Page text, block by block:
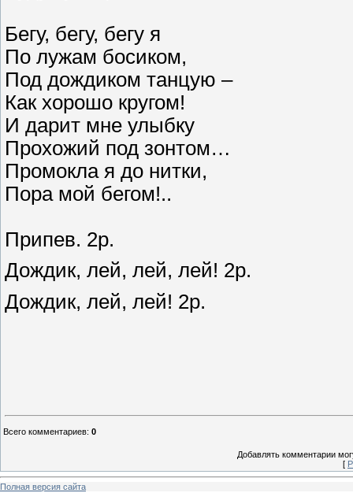
Бегу, бегу, бегу я
По лужам босиком,
Под дождиком танцую –
Как хорошо кругом!
И дарит мне улыбку
Прохожий под зонтом…
Промокла я до нитки,
Пора мой бегом!..
Припев. 2р.
Дождик, лей, лей, лей! 2р.
Дождик, лей, лей! 2р.
Всего комментариев: 0
Добавлять комментарии
[
Полная версия сайта